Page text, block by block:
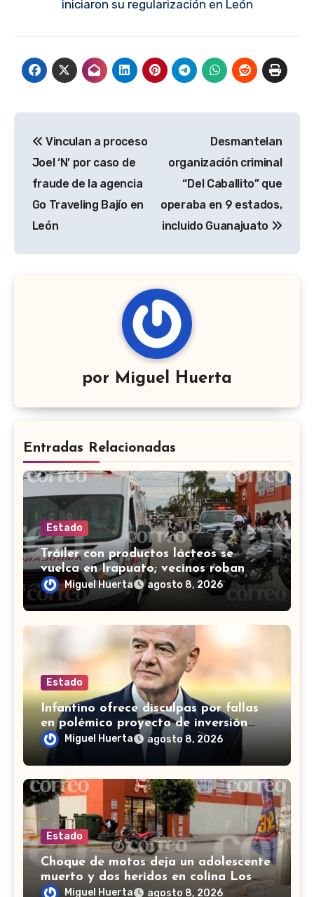
iniciaron su regularización en León
de
entradas
Vinculan a proceso
Joel ‘N’ por caso de
fraude de la agencia
Go Traveling Bajío en
León
Desmantelan
organización criminal
“Del Caballito” que
operaba en 9 estados,
incluido Guanajuato
por Miguel Huerta
Entradas Relacionadas
Estado
Tráiler con productos lácteos se
vuelca en Irapuato; vecinos roban
carga en lugar de auxiliar a heridos
Miguel Huerta agosto 8, 2026
Estado
Infantino ofrece disculpas por fallas
en polémico proyecto de inversión
privada de la FIFA
Miguel Huerta agosto 8, 2026
Estado
Choque de motos deja un adolescente
muerto y dos heridos en colina Los
Presidentes, en León
Miguel Huerta agosto 8, 2026